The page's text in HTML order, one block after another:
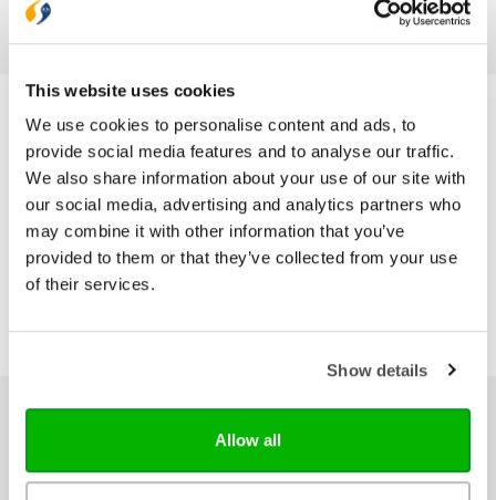
This website uses cookies
We use cookies to personalise content and ads, to
provide social media features and to analyse our traffic.
We also share information about your use of our site with
our social media, advertising and analytics partners who
may combine it with other information that you’ve
provided to them or that they’ve collected from your use
of their services.
Show details
Allow all
Bijbel, met ieder boek, met ieder
Ons hele assortiment
Bijbels